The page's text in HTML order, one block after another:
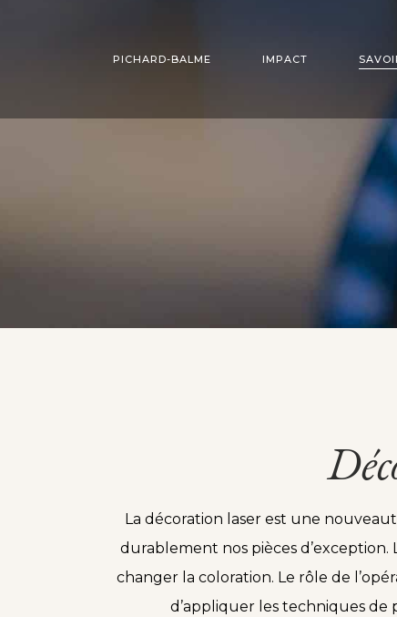
PICHARD-BALME IMPACT
USINAGE
EMAIL GRAND
La décoration laser est une
durablement nos pièces d’exception.
changer la coloration. Le rôle de
d’appliquer les techniques de